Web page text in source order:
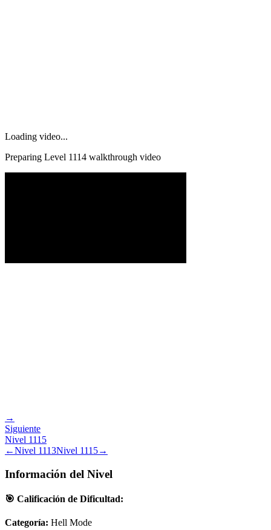
Loading video...
Preparing Level 1114 walkthrough video
→
Siguiente
Nivel 1115
←Nivel 1113Nivel 1115→
Información del Nivel
🎯 Calificación de Dificultad:
Categoría: Hell Mode